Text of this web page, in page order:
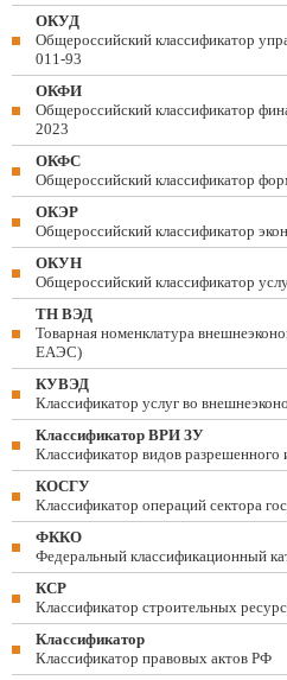
ОКУД
Общероссийский классификатор
011-93
ОКФИ
Общероссийский классификатор
2023
ОКФС
Общероссийский классификатор
ОКЭР
Общероссийский классификатор
ОКУН
Общероссийский классификатор
ТН ВЭД
Товарная номенклатура
ЕАЭС)
КУВЭД
Классификатор услуг во
Классификатор ВРИ ЗУ
Классификатор видов разрешенного
КОСГУ
Классификатор операций сектора
ФККО
Федеральный классификационный
КСР
Классификатор строительных
Классификатор
Классификатор правовых актов РФ